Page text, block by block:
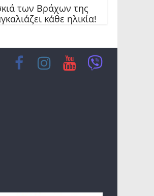
των Βράχων της
κάθε ηλικία!